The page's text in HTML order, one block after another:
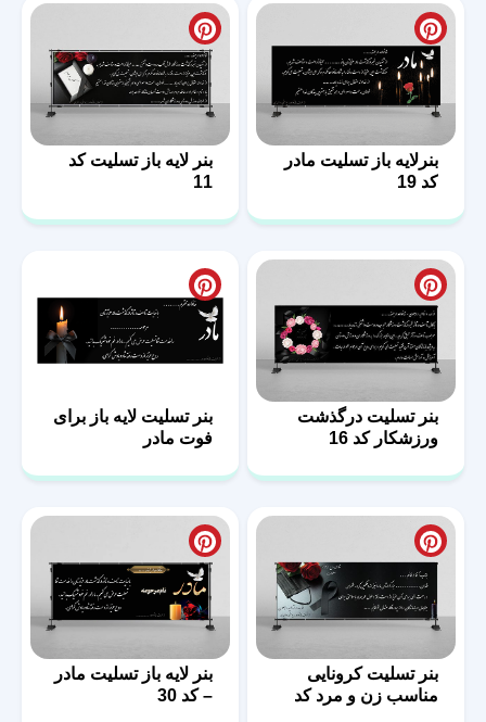
بنرلایه باز تسلیت مادر
کد 19
بنر لایه باز تسلیت کد
11
بنر تسلیت درگذشت
ورزشکار کد 16
بنر تسلیت لایه باز برای
فوت مادر
بنر تسلیت کرونایی
مناسب زن و مرد کد
بنر لایه باز تسلیت مادر
– کد 30